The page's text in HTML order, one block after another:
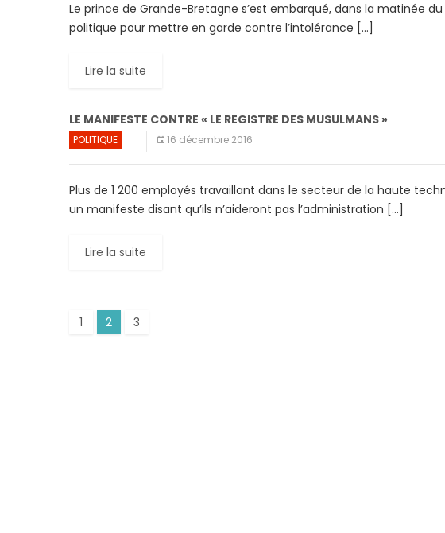
Le prince de Grande-Bretagne s’est embarqué, dans la matinée
politique pour mettre en garde contre l’intolérance […]
Lire la suite
LE MANIFESTE CONTRE « LE REGISTRE DES MUSULMANS »
POLITIQUE 16 décembre 2016
Plus de 1 200 employés travaillant dans le secteur de la haute
un manifeste disant qu’ils n’aideront pas l’administration […]
Lire la suite
1 2 3